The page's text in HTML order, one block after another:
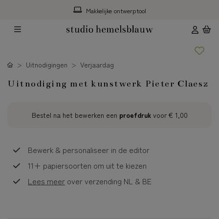
Makkelijke ontwerptool
Uitnodigingen Verjaardag
Uitnodiging met kunstwerk Pieter Claesz
Bestel na het bewerken een proefdrukvoor € 1,00
Bewerk & personaliseer in de editor
11+ papiersoorten om uit te kiezen
Lees meer over verzending NL & BE